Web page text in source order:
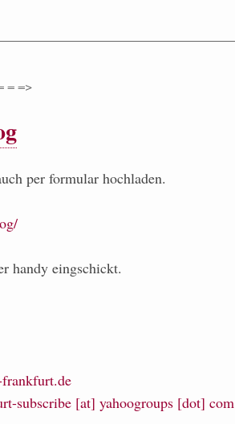
= =>
per formular hochladen.
handy eingschickt.
subscribe [at] yahoogroups [dot] com